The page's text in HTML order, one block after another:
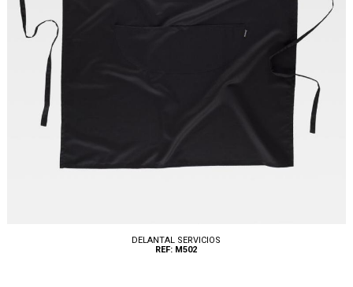
DELANTAL SERVICIOS
REF: M502